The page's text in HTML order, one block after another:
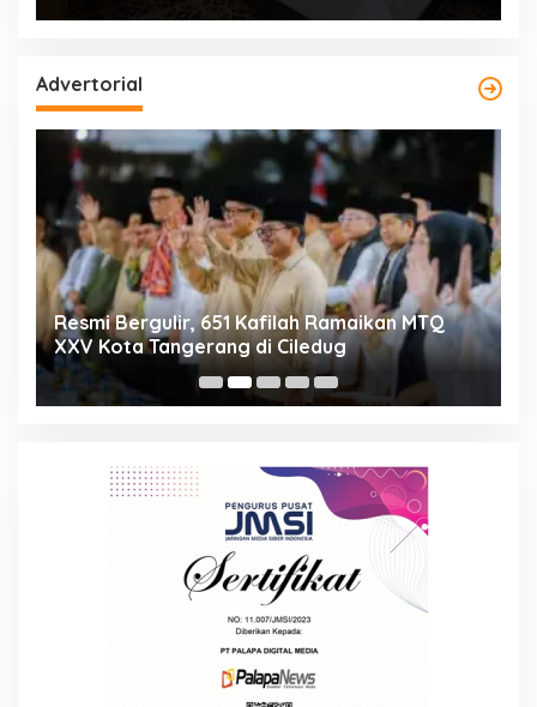
Advertorial
Resmi Bergulir, 651 Kafilah Ramaikan MTQ
XXV Kota Tangerang di Ciledug